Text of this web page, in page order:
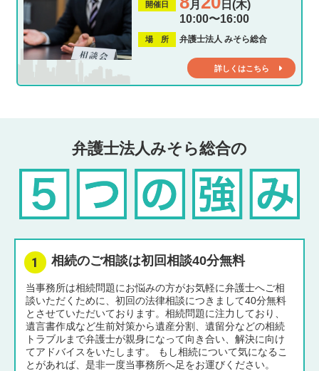
開催日 月
日(木)
10:00〜16:00
場 所 弁護士法人 みそら総合
詳しくはこちら
弁護士法人みそら総合の
相続のご相談は初回相談40分無料
当事務所は相続問題にお悩みの方がお気軽に弁護士へご相
談いただくために、初回の法律相談につきまして40分無料
とさせていただいております。相続問題に注力しており、
遺言書作成など生前対策から遺産分割、遺留分などの相続
トラブルまで弁護士が親身になって向き合い、解決に向け
てアドバイスをいたします。 もし相続について気になるこ
とがあれば、是非一度当事務所へ足をお運びください。